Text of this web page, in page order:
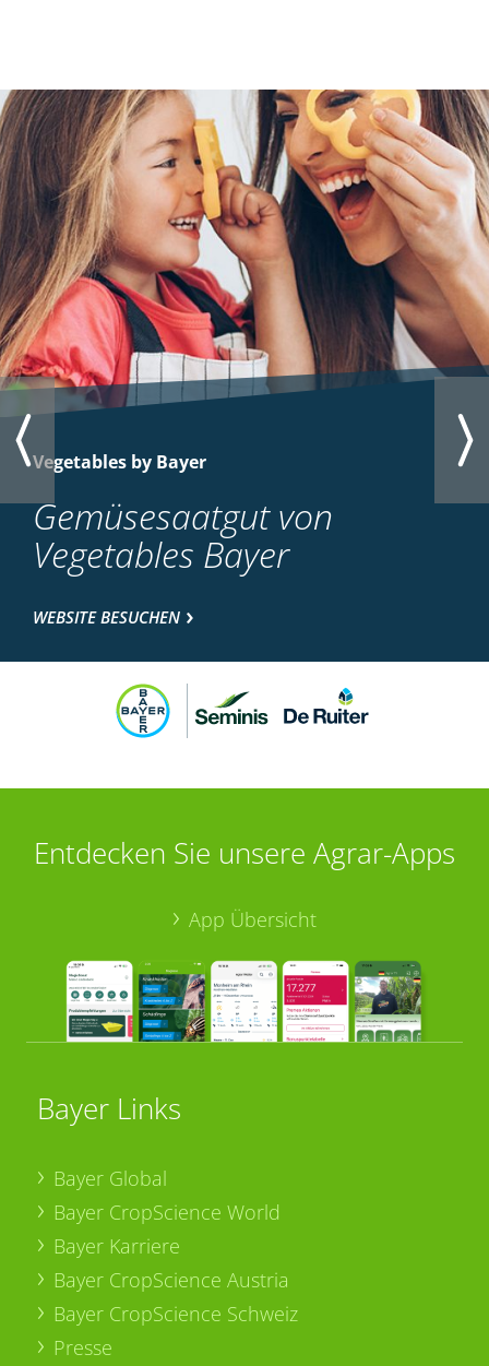
Vegetables by Bayer
Gemüsesaatgut von
Vegetables Bayer
WEBSITE BESUCHEN
Entdecken Sie unsere Agrar-Apps
App Übersicht
Bayer Links
Bayer Global
Bayer CropScience World
Bayer Karriere
Bayer CropScience Austria
Bayer CropScience Schweiz
Presse